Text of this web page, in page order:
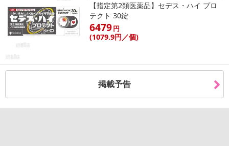
【指定第2類医薬品】セデス・ハイ プロ
テクト 30錠
6479円
(1079.9円／個)
掲載予告